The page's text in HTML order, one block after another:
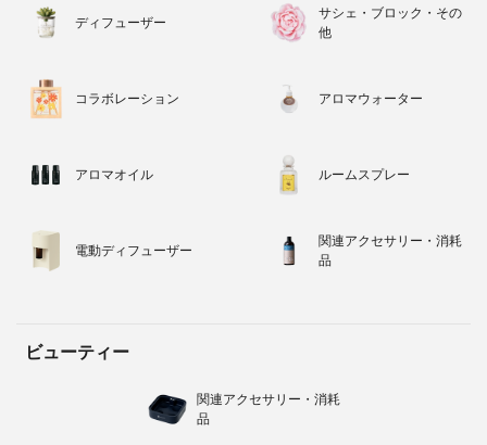
ディフューザー
サシェ・ブロック・その
他
コラボレーション アロマウォーター
アロマオイル ルームスプレー
電動ディフューザー
関連アクセサリー・消耗
品
ビューティー
関連アクセサリー・消耗
品